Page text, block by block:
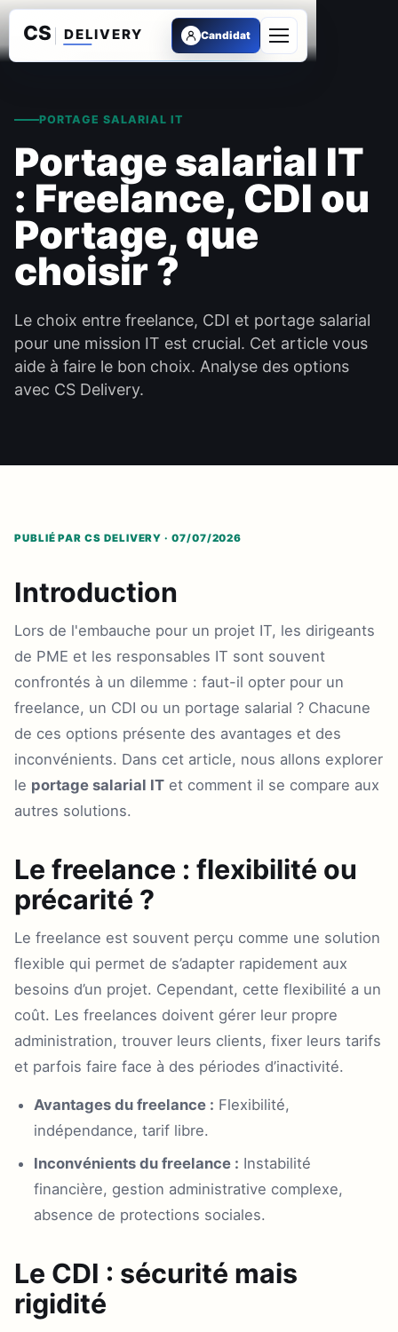
Candidat
Ouvrir le menu
PORTAGE SALARIAL IT
Portage salarial IT
: Freelance, CDI ou
Portage, que
choisir ?
Le choix entre freelance, CDI et portage salarial
pour une mission IT est crucial. Cet article vous
aide à faire le bon choix. Analyse des options
avec CS Delivery.
PUBLIÉ PAR CS DELIVERY · 07/07/2026
Introduction
Lors de l'embauche pour un projet IT, les dirigeants
de PME et les responsables IT sont souvent
confrontés à un dilemme : faut-il opter pour un
freelance, un CDI ou un portage salarial ? Chacune
de ces options présente des avantages et des
inconvénients. Dans cet article, nous allons explorer
le portage salarial IT et comment il se compare aux
autres solutions.
Le freelance : flexibilité ou
précarité ?
Le freelance est souvent perçu comme une solution
flexible qui permet de s’adapter rapidement aux
besoins d’un projet. Cependant, cette flexibilité a un
coût. Les freelances doivent gérer leur propre
administration, trouver leurs clients, fixer leurs tarifs
et parfois faire face à des périodes d’inactivité.
Avantages du freelance : Flexibilité,
indépendance, tarif libre.
Inconvénients du freelance : Instabilité
financière, gestion administrative complexe,
absence de protections sociales.
Le CDI : sécurité mais
rigidité